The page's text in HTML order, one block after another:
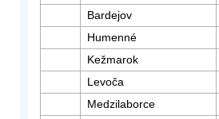
Bardejov
Humenné
Kežmarok
Levoča
Medzilaborce